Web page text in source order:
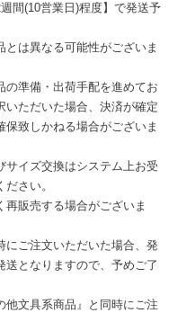
間(10営業日)程度】で発送予
は異なる可能性がございま
準備・出荷手配を進めてお
いただいた場合、決済が確定
保致しかねる場合がございま
イズ交換はシステム上お受
さい。
販売する場合がございま
ご注文いただいた場合、発
となりますので、予めご了
文具系商品』と同時にご注